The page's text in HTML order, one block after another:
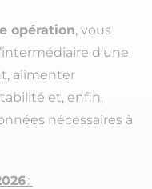
opération, vous
d’une
alimenter
et, enfin,
nécessaires à
: